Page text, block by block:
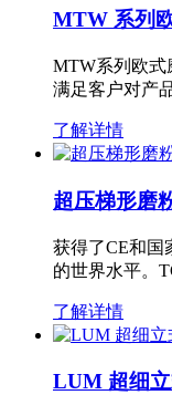
MTW 系列
MTW系列欧式
满足客户对产
了解详情
超压梯形磨
获得了CE和国
的世界水平。
了解详情
LUM 超细